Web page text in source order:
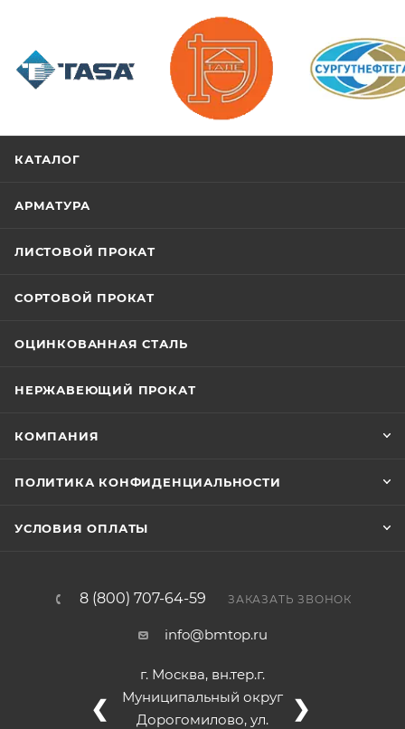
КАТАЛОГ
АРМАТУРА
ЛИСТОВОЙ ПРОКАТ
СОРТОВОЙ ПРОКАТ
ОЦИНКОВАННАЯ СТАЛЬ
НЕРЖАВЕЮЩИЙ ПРОКАТ
КОМПАНИЯ
ПОЛИТИКА КОНФИДЕНЦИАЛЬНОСТИ
УСЛОВИЯ ОПЛАТЫ
8 (800) 707-64-59 ЗАКАЗАТЬ ЗВОНОК
info@bmtop.ru
г. Москва, вн.тер.г.
Муниципальный округ
Дорогомилово, ул.
❮ ❯